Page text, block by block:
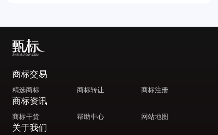
商标交易
精选商标 商标转让 商标注册
商标资讯
商标干货 帮助中心 网站地图
关于我们